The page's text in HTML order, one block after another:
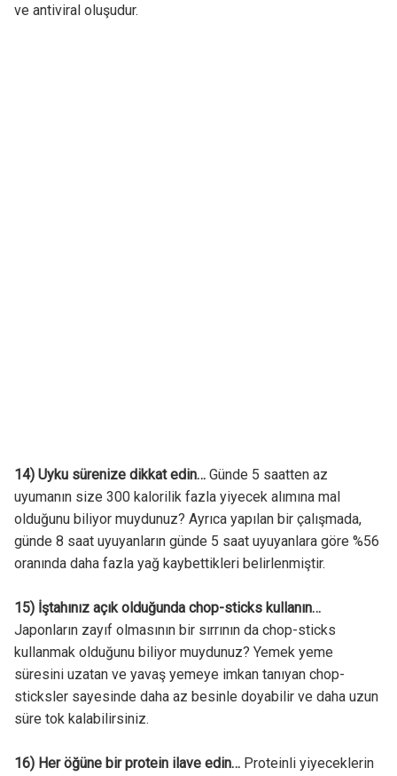
ve antiviral oluşudur.
14) Uyku sürenize dikkat edin…Günde 5 saatten az
uyumanın size 300 kalorilik fazla yiyecek alımına mal
olduğunu biliyor muydunuz? Ayrıca yapılan bir çalışmada,
günde 8 saat uyuyanların günde 5 saat uyuyanlara göre %56
oranında daha fazla yağ kaybettikleri belirlenmiştir.
15) İştahınız açık olduğunda chop-sticks kullanın…
Japonların zayıf olmasının bir sırrının da chop-sticks
kullanmak olduğunu biliyor muydunuz? Yemek yeme
süresini uzatan ve yavaş yemeye imkan tanıyan chop-
sticksler sayesinde daha az besinle doyabilir ve daha uzun
süre tok kalabilirsiniz.
16) Her öğüne bir protein ilave edin…Proteinli yiyeceklerin